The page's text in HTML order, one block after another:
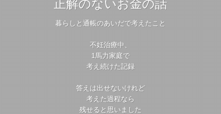
正解のないお金の話
暮らしと通帳のあいだで考えたこと
不妊治療中、
1馬力家庭で
考え続けた記録
答えは出せないけれど
考えた過程なら
残せると思いました